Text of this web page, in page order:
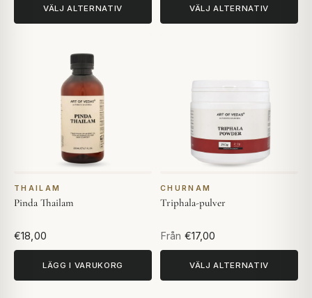
VÄLJ ALTERNATIV VÄLJ ALTERNATIV
THAILAM
Pinda Thailam
€18,00
LÄGG I VARUKORG
CHURNAM
Triphala-pulver
Från €17,00
VÄLJ ALTERNATIV